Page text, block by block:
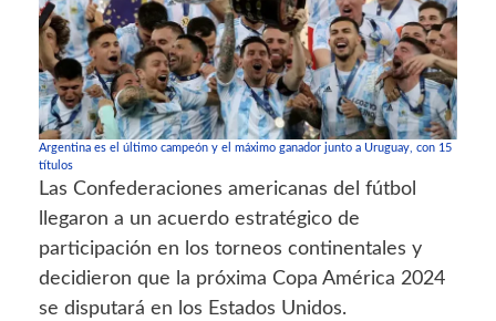
Argentina es el último campeón y el máximo ganador junto a Uruguay, con 15
títulos
Las Confederaciones americanas del fútbol
llegaron a un acuerdo estratégico de
participación en los torneos continentales y
decidieron que la próxima Copa América 2024
se disputará en los Estados Unidos.